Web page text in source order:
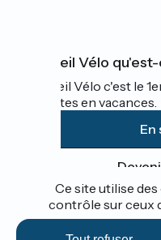
Accueil Vélo
Accueil Vélo c'est le
cyclistes en vacances.
En
Financé dans le cadre
Ce site utilise
contrôle sur ceux